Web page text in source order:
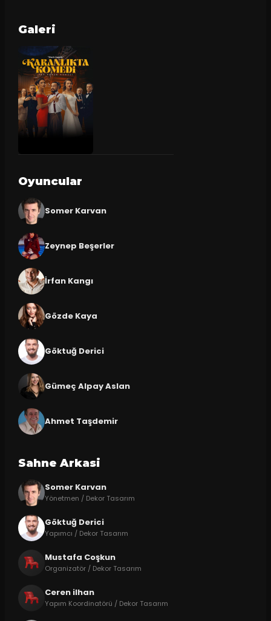
Galeri
Oyuncular
Somer Karvan
Zeynep Beşerler
İrfan Kangı
Gözde Kaya
Göktuğ Derici
Gümeç Alpay Aslan
Ahmet Taşdemir
Sahne Arkasi
Somer Karvan
Yönetmen / Dekor Tasarım
Göktuğ Derici
Yapımcı / Dekor Tasarım
Mustafa Coşkun
Organizatör / Dekor Tasarım
Ceren ilhan
Yapım Koordinatörü / Dekor Tasarım